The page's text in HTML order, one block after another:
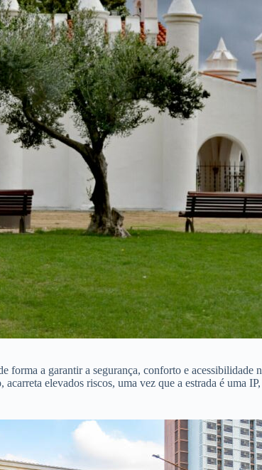
a garantir a segurança, conforto e
elevados riscos, uma vez que a estrada é uma